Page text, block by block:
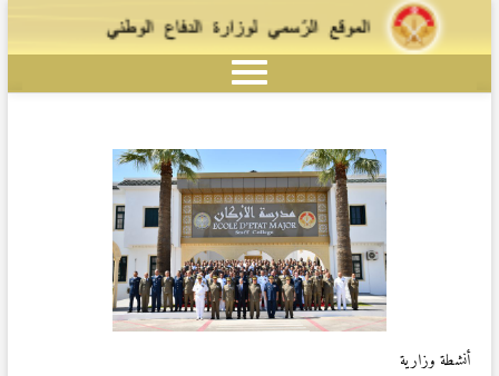
أنشطة وزارية